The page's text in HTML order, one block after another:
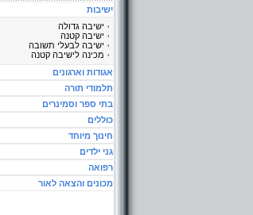
ישיבות
ישיבה גדולה
ישיבה קטנה
ישיבה לבעלי תשובה
מכינה לישיבה קטנה
אגודות וארגונים
תלמודי תורה
בתי ספר וסמינרים
כוללים
חינוך מיוחד
גני ילדים
רפואה
מכונים והצאה לאור